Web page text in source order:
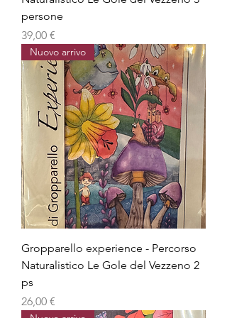
persone
Prezzo
39,00 €
Nuovo arrivo
Gropparello experience - Percorso
Naturalistico Le Gole del Vezzeno 2
ps
Prezzo
26,00 €